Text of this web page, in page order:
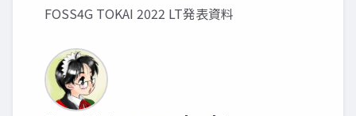
FOSS4G TOKAI 2022 LT発表資料